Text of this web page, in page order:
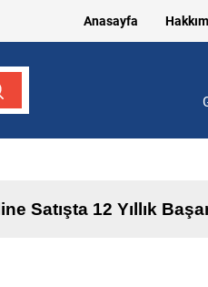
1.8 Dizel Motor, 1.6 Dizel Motor,
Anasayfa
Satışta 12 Yıllık